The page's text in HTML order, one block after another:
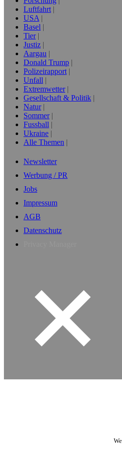
Luftfahrt
USA
Basel
Tier
Justiz
Aargau
Donald Trump
Polizeirapport
Unfall
Extremwetter
Gesellschaft & Politik
Natur
Sommer
Fussball
Ukraine
Alle Themen
Newsletter
Werbung / PR
Jobs
Impressum
AGB
Datenschutz